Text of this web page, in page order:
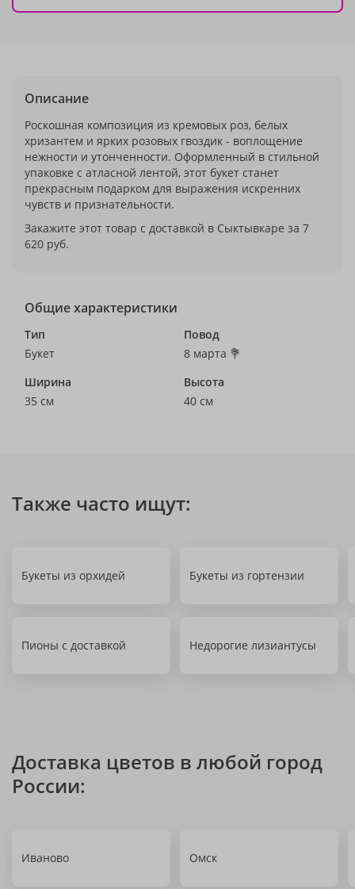
Описание
Роскошная композиция из кремовых роз, белых
хризантем и ярких розовых гвоздик - воплощение
нежности и утонченности. Оформленный в стильной
упаковке с атласной лентой, этот букет станет
прекрасным подарком для выражения искренних
чувств и признательности.
Закажите этот товар с доставкой в Сыктывкаре за 7
620 руб.
Общие характеристики
Тип
Букет
Повод
8 марта 💐
Ширина
35 см
Высота
40 см
Также часто ищут:
Букеты из орхидей Букеты из гортензии
Пионы с доставкой Недорогие лизиантусы
Доставка цветов в любой город
России:
Иваново Омск